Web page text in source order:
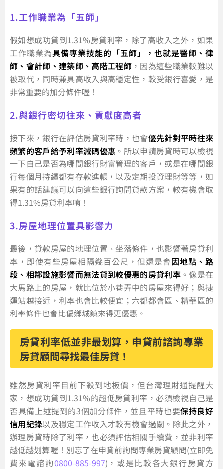
1.工作職業為「五師」
假如想成功貸到1.31%房貸利率，除了高收入之外，如果
工作職業為具備專業技能的「五師」，也就是醫師、律
師、會計師、建築師、高階工程師 ，因為這些職業較難以
被取代，同時兼具高收入與高穩定性，較受銀行喜愛，是
非常重要的加分條件喔！
2.與銀行密切往來、貢獻度高者
接下來，銀行在評估房貸利率時，也會優先針對平時往來
頻繁的客戶給予利率減碼優惠 。所以申請房貸時可以檢視
一下自己是否為哪間銀行財富管理的客戶，或是在哪間銀
行每個月持續都有存款進帳，以及定期投資理財等等，如
果有的話建議可以向這些銀行詢問貸款方案，較有機會取
得1.31%房貸利率唷！
3.房屋地理位置具影響力
最後，貸款房屋的地理位置、坐落條件，也影響著房貸利
率，即使有些房屋相隔幾百公尺，但還是會因地點、路
段、相鄰設施影響而無法貸到較優惠的房貸利率 。像是在
大馬路上的房屋，就比位於小巷弄中的房屋來得好；與捷
運站越接近，利率也會比較便宜；六都都會區、精華區的
利率條件也會比偏鄉城鎮來得更優惠。
房貸利率低並非最划算，申貸前諮詢專業
房貸顧問尋找最佳房貸！
雖然房貸利率目前下殺到地板價，但台灣理財通提醒大
家，想成功貸到1.31%的超低房貸利率，必須檢視自己是
否具備上述提到的3個加分條件，並且平時也要保持良好
信用紀錄以及穩定工作收入才較有機會過關。除此之外，
辦理房貸時除了利率，也必須評估相關手續費，並非利率
越低越划算喔！別忘了在申貸前詢問專業房貸顧問(立即免
費來電諮詢0800-885-997)，或是比較各大銀行房貸方